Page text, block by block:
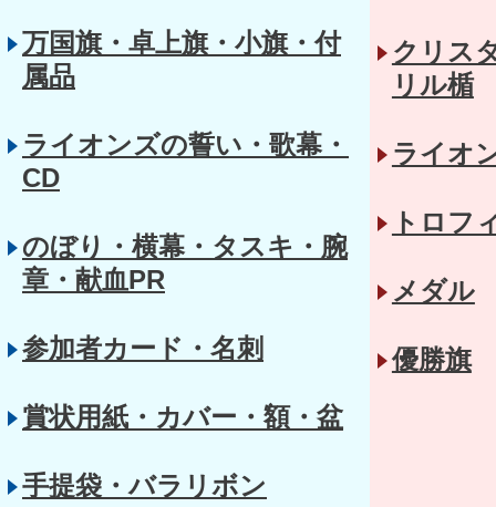
万国旗・卓上旗・小旗・付
属品
ライオンズの誓い・歌幕・
CD
のぼり・横幕・タスキ・腕
章・献血PR
参加者カード・名刺
賞状用紙・カバー・額・盆
手提袋・バラリボン
クリス
リル楯
ライオ
トロフ
メダル
優勝旗